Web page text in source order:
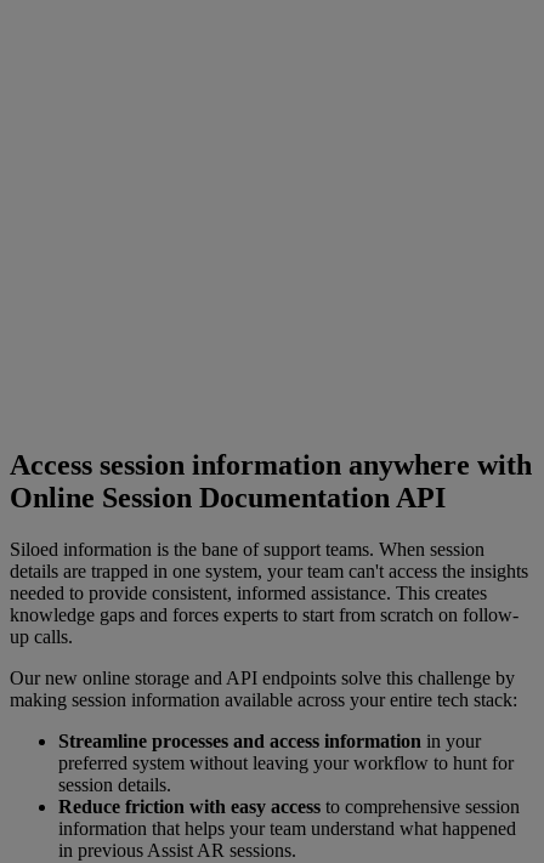
Access session information anywhere with
Online Session Documentation API
Siloed information is the bane of support teams. When session
details are trapped in one system, your team can't access the insights
needed to provide consistent, informed assistance. This creates
knowledge gaps and forces experts to start from scratch on follow-
up calls.
Our new online storage and API endpoints solve this challenge by
making session information available across your entire tech stack:
Streamline processes and access information in your
preferred system without leaving your workflow to hunt for
session details.
Reduce friction with easy access to comprehensive session
information that helps your team understand what happened
in previous Assist AR sessions.